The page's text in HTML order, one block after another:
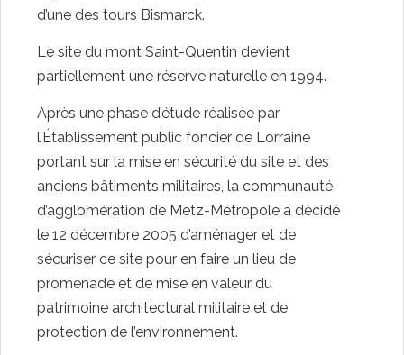
d’une des tours Bismarck.
Le site du mont Saint-Quentin devient
partiellement une réserve naturelle en 1994.
Après une phase d’étude réalisée par
l’Établissement public foncier de Lorraine
portant sur la mise en sécurité du site et des
anciens bâtiments militaires, la communauté
d’agglomération de Metz-Métropole a décidé
le 12 décembre 2005 d’aménager et de
sécuriser ce site pour en faire un lieu de
promenade et de mise en valeur du
patrimoine architectural militaire et de
protection de l’environnement.